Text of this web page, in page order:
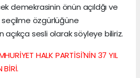
demekrasinin önün açıldğı ve
özgürlüğüne
sesli olarak söyleye biliriz.
HALK PARTİSİ'NİN 37 YIL
BİRİ.